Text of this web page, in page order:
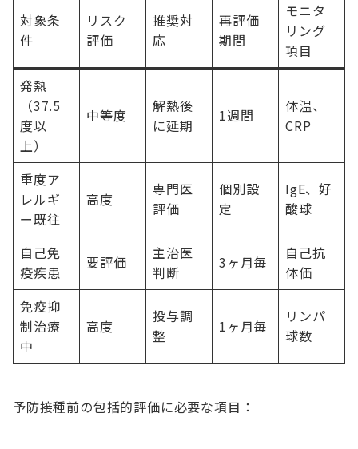
対象条
件
リスク
評価
推奨対
応
再評価
期間
モニタ
リング
項目
発熱
（37.5
度以
上）
中等度
解熱後
に延期
1週間
体温、
CRP
重度ア
レルギ
ー既往
高度
専門医
評価
個別設
定
IgE、好
酸球
自己免
疫疾患
要評価
主治医
判断
3ヶ月毎
自己抗
体価
免疫抑
制治療
中
高度
投与調
整
1ヶ月毎
リンパ
球数
予防接種前の包括的評価に必要な項目：